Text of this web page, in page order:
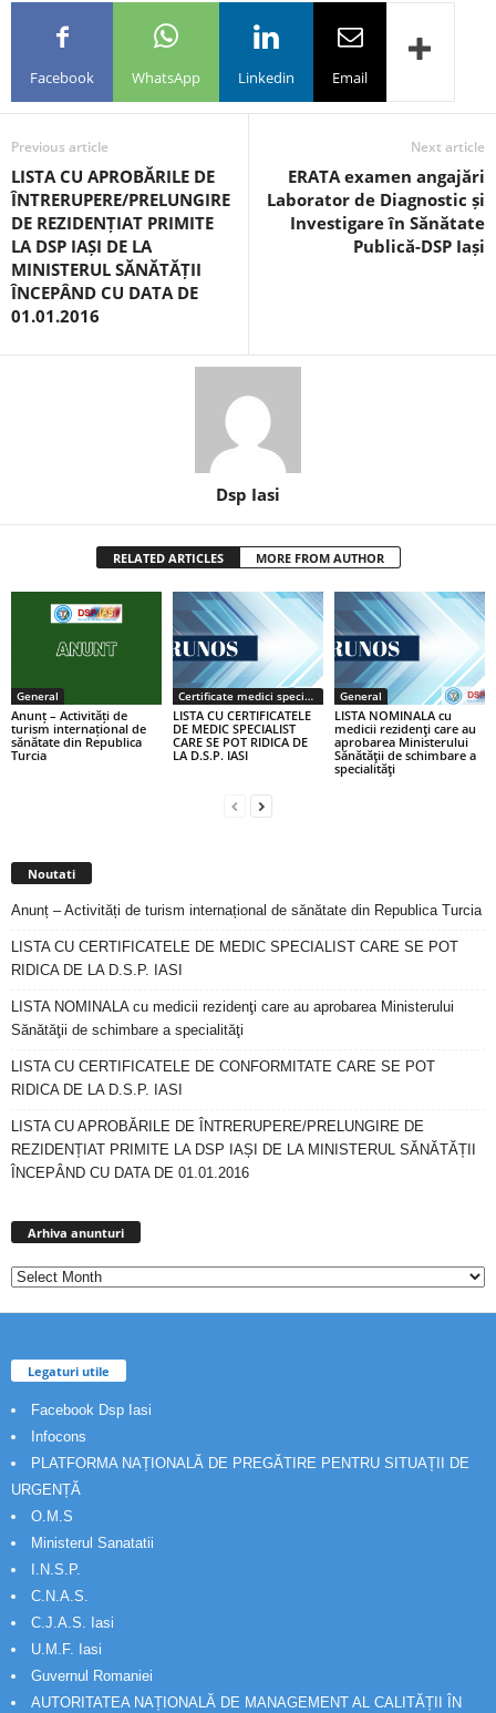
Facebook WhatsApp Linkedin Email
Previous article
LISTA CU APROBĂRILE DE
ÎNTRERUPERE/PRELUNGIRE
DE REZIDENȚIAT PRIMITE
LA DSP IAȘI DE LA
MINISTERUL SĂNĂTĂȚII
ÎNCEPÂND CU DATA DE
01.01.2016
Next article
ERATA examen angajări
Laborator de Diagnostic și
Investigare în Sănătate
Publică-DSP Iași
Dsp Iasi
RELATED ARTICLES MORE FROM AUTHOR
General
Anunț – Activități de
turism internațional de
sănătate din Republica
Turcia
Certificate medici specialiști / primari
LISTA CU CERTIFICATELE
DE MEDIC SPECIALIST
CARE SE POT RIDICA DE
LA D.S.P. IASI
General
LISTA NOMINALA cu
medicii rezidenţi care au
aprobarea Ministerului
Sănătăţii de schimbare a
specialităţi
Noutati
Anunț – Activități de turism internațional de sănătate din Republica Turcia
LISTA CU CERTIFICATELE DE MEDIC SPECIALIST CARE SE POT
RIDICA DE LA D.S.P. IASI
LISTA NOMINALA cu medicii rezidenţi care au aprobarea Ministerului
Sănătăţii de schimbare a specialităţi
LISTA CU CERTIFICATELE DE CONFORMITATE CARE SE POT
RIDICA DE LA D.S.P. IASI
LISTA CU APROBĂRILE DE ÎNTRERUPERE/PRELUNGIRE DE
REZIDENȚIAT PRIMITE LA DSP IAȘI DE LA MINISTERUL SĂNĂTĂȚII
ÎNCEPÂND CU DATA DE 01.01.2016
Arhiva anunturi
Legaturi utile
Facebook Dsp Iasi
Infocons
PLATFORMA NAȚIONALĂ DE PREGĂTIRE PENTRU SITUAȚII DE
URGENȚĂ
O.M.S
Ministerul Sanatatii
I.N.S.P.
C.N.A.S.
C.J.A.S. Iasi
U.M.F. Iasi
Guvernul Romaniei
AUTORITATEA NAȚIONALĂ DE MANAGEMENT AL CALITĂȚII ÎN